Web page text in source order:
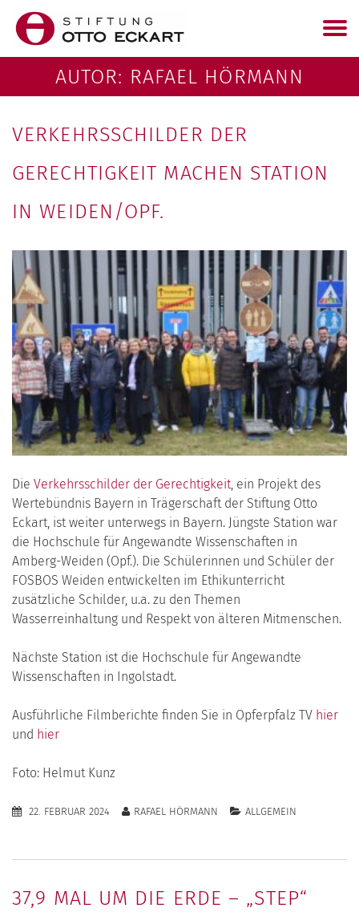
AUTOR: RAFAEL HÖRMANN
VERKEHRSSCHILDER DER
GERECHTIGKEIT MACHEN STATION
IN WEIDEN/OPF.
Die Verkehrsschilder der Gerechtigkeit, ein Projekt des
Wertebündnis Bayern in Trägerschaft der Stiftung Otto
Eckart, ist weiter unterwegs in Bayern. Jüngste Station war
die Hochschule für Angewandte Wissenschaften in
Amberg-Weiden (Opf.). Die Schülerinnen und Schüler der
FOSBOS Weiden entwickelten im Ethikunterricht
zusätzliche Schilder, u.a. zu den Themen
Wasserreinhaltung und Respekt von älteren Mitmenschen.
Nächste Station ist die Hochschule für Angewandte
Wissenschaften in Ingolstadt.
Ausführliche Filmberichte finden Sie in Opferpfalz TV hier
und hier
Foto: Helmut Kunz
22. FEBRUAR 2024 RAFAEL HÖRMANN ALLGEMEIN
37,9 MAL UM DIE ERDE – „STEP“